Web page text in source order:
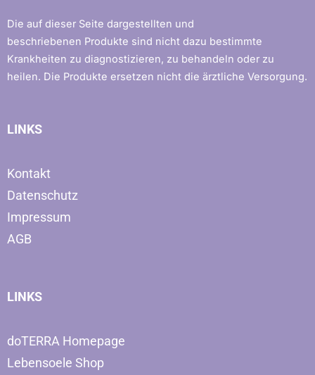
Die auf dieser Seite dargestellten und
beschriebenen Produkte sind nicht dazu bestimmte
Krankheiten zu diagnostizieren, zu behandeln oder zu
heilen. Die Produkte ersetzen nicht die ärztliche Versorgung.
LINKS
Kontakt
Datenschutz
Impressum
AGB
LINKS
doTERRA Homepage
Lebensoele Shop